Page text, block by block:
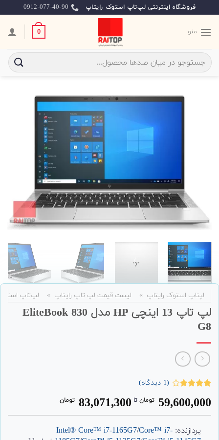
to
content
فروشگاه اینترنتی لپ‌تاپ استوک رایتاپ 0912-077-40-90
منو 0
جستجو
برای:
لپتاپ استوک رایتاپ » لیست قیمت لپ تاپ رایتاپ » لپ‌تاپ
لپ تاپ 13 اینچی HP مدل EliteBook 830
G8
4.00
از 5
مشتری
(
1 دیدگاه)
59,600,000 تومان ‌ تا ‌ 83,071,300 تومان
پردازنده: Intel® Core™ i7-1165G7/Core™ i7-